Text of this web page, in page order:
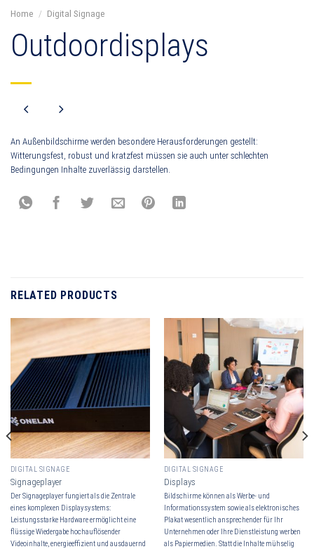
Home / Digital Signage
Outdoordisplays
An Außenbildschirme werden besondere Herausforderungen gestellt:
Witterungsfest, robust und kratzfest müssen sie auch unter schlechten
Bedingungen Inhalte zuverlässig darstellen.
RELATED PRODUCTS
DIGITAL SIGNAGE
Signageplayer
Der Signageplayer fungiert als die Zentrale
eines komplexen Displaysystems:
Leistungsstarke Hardware ermöglicht eine
flüssige Wiedergabe hochauflösender
Videoinhalte, energieeffizient und ausdauernd
DIGITAL SIGNAGE
Displays
Bildschirme können als Werbe- und
Informationssystem sowie als elektronisches
Plakat wesentlich ansprechender für Ihr
Unternehmen oder Ihre Dienstleistung werben
als Papiermedien. Statt die Inhalte mühselig